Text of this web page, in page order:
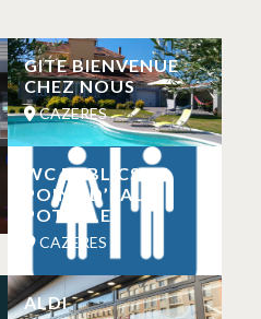
GITE BIENVENUE
CHEZ NOUS
CAZERES
WC PUBLICS ET
POINT D’EAU
POTABLE
CAZERES
ALDI